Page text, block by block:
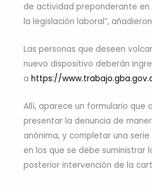
de actividad preponderante en
la legislación laboral”,
Las personas que deseen
nuevo dispositivo deberán
a https://
Allí, aparece un formulario que
presentar la denuncia de
anónima, y completar una
en los que se debe suministrar
posterior intervención de la